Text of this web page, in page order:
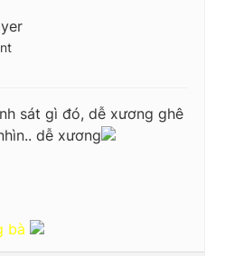
sát gì đó, dễ xương ghê
dễ xương
bà